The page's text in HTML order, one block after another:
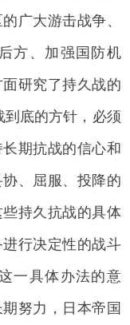
广大游击战争、
方、加强国防机
研究了持久战的
到底的方针，必须
期抗战的信心和
、屈服、投降的
持久抗战的具体
行决定性的战斗
一具体办法的意
努力，日本帝国